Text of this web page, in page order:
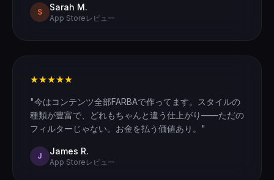
S Sarah M.
App Storeレビュー
★★★★★
"今はコンテンツ全部FARBAで作ってます。スタイルの
種類が豊富で、どれもちゃんと違う仕上がり——ただの
フィルターじゃない。お金を払う価値あり。"
J James R.
App Storeレビュー